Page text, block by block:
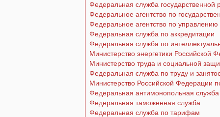
Федеральная служба государственной
Федеральное агентство по
Федеральное агентство по
Федеральная служба по аккредитации
Федеральная служба по
Министерство энергетики Российской
Министерство труда и социальной
Федеральная служба по труду и
Министерство Российской Федерации
Федеральная антимонопольная служба
Федеральная таможенная служба
Федеральная служба по тарифам